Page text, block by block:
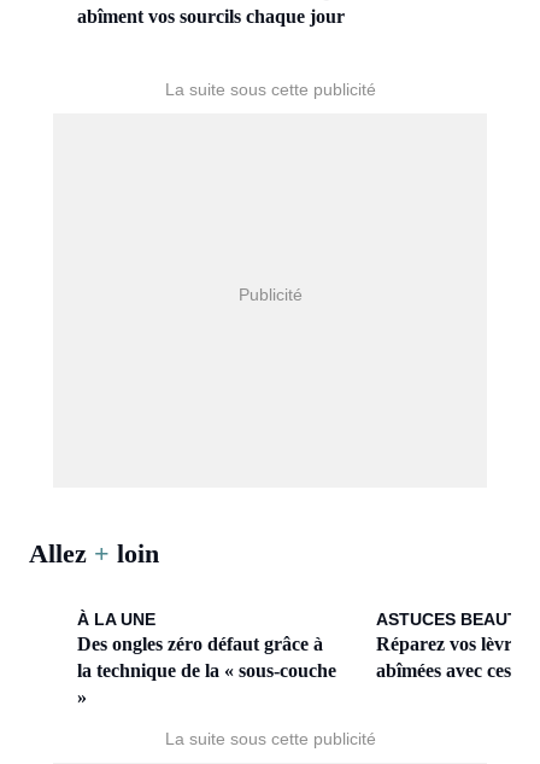
abîment vos sourcils chaque jour
Allez + loin
À LA UNE
Des ongles zéro défaut grâce à
la technique de la « sous-couche
»
ASTUCES BEAUTÉ
Réparez vos lèvres
abîmées avec ces